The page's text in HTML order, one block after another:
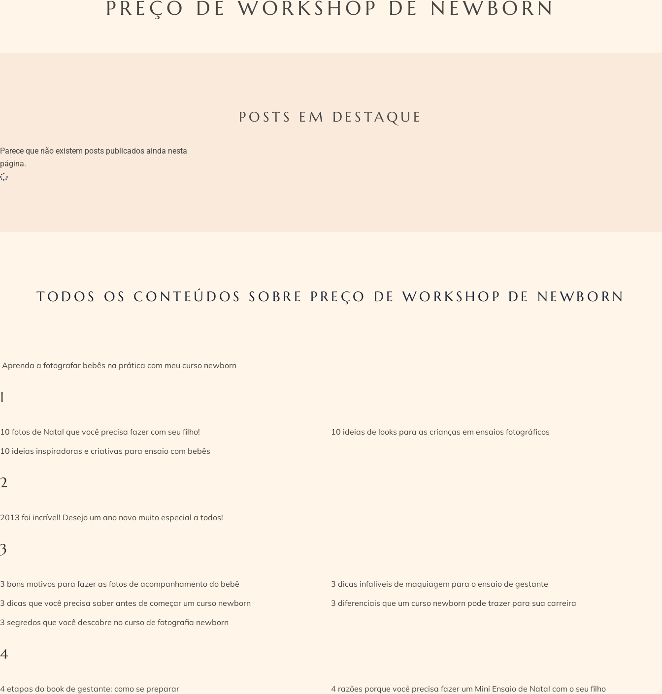
PREÇO DE WORKSHOP DE NEWBORN
POSTS EM DESTAQUE
Parece que não existem posts publicados ainda nesta
página.
TODOS OS CONTEÚDOS SOBRE PREÇO DE WORKSHOP DE NEWBORN
Aprenda a fotografar bebês na prática com meu curso newborn
1
10 fotos de Natal que você precisa fazer com seu filho!
10 ideias de looks para as crianças em ensaios fotográficos
10 ideias inspiradoras e criativas para ensaio com bebês
2
2013 foi incrível! Desejo um ano novo muito especial a todos!
3
3 bons motivos para fazer as fotos de acompanhamento do bebê
3 dicas infalíveis de maquiagem para o ensaio de gestante
3 dicas que você precisa saber antes de começar um curso newborn
3 diferenciais que um curso newborn pode trazer para sua carreira
3 segredos que você descobre no curso de fotografia newborn
4
4 etapas do book de gestante: como se preparar
4 razões porque você precisa fazer um Mini Ensaio de Natal com o seu filho